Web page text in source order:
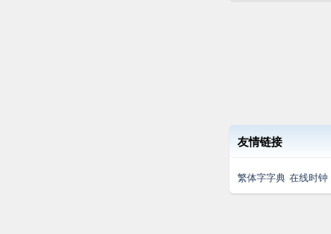
友情链接
繁体字字典 在线时钟